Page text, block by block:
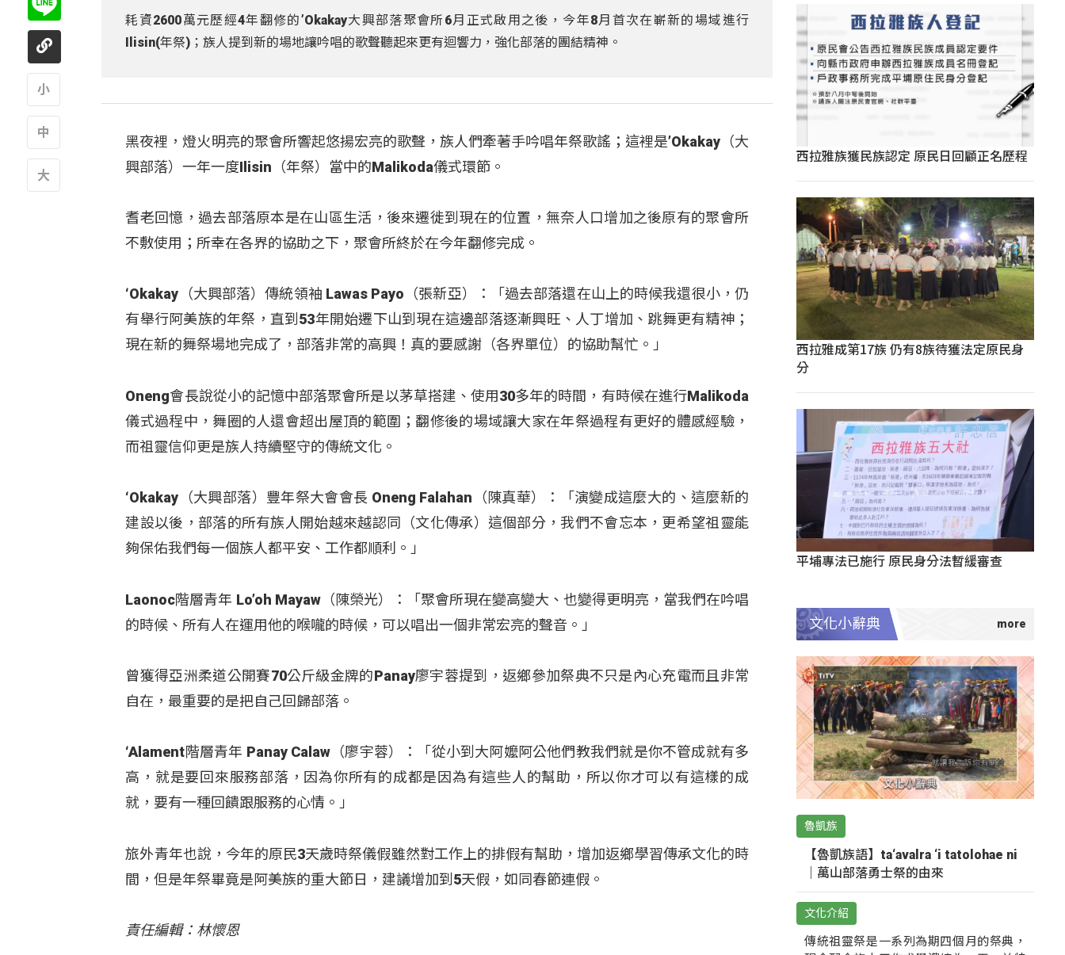
耗資2600萬元歷經4年翻修的’Okakay大興部落聚會所6月正式啟用之後，今年8月首次在嶄新的場域進行
Ilisin(年祭)；族人提到新的場地讓吟唱的歌聲聽起來更有迴響力，強化部落的團結精神。
黑夜裡，燈火明亮的聚會所響起悠揚宏亮的歌聲，族人們牽著手吟唱年祭歌謠；這裡是’Okakay（大
興部落）一年一度Ilisin（年祭）當中的Malikoda儀式環節。
耆老回憶，過去部落原本是在山區生活，後來遷徙到現在的位置，無奈人口增加之後原有的聚會所
不敷使用；所幸在各界的協助之下，聚會所終於在今年翻修完成。
‘Okakay（大興部落）傳統領袖 Lawas Payo（張新亞）：「過去部落還在山上的時候我還很小，仍
有舉行阿美族的年祭，直到53年開始遷下山到現在這邊部落逐漸興旺、人丁增加、跳舞更有精神；
現在新的舞祭場地完成了，部落非常的高興！真的要感謝（各界單位）的協助幫忙。」
Oneng會長說從小的記憶中部落聚會所是以茅草搭建、使用30多年的時間，有時候在進行Malikoda
儀式過程中，舞圈的人還會超出屋頂的範圍；翻修後的場域讓大家在年祭過程有更好的體感經驗，
而祖靈信仰更是族人持續堅守的傳統文化。
‘Okakay（大興部落）豐年祭大會會長 Oneng Falahan（陳真華）：「演變成這麼大的、這麼新的
建設以後，部落的所有族人開始越來越認同（文化傳承）這個部分，我們不會忘本，更希望祖靈能
夠保佑我們每一個族人都平安、工作都順利。」
Laonoc階層青年 Lo’oh Mayaw（陳榮光）：「聚會所現在變高變大、也變得更明亮，當我們在吟唱
的時候、所有人在運用他的喉嚨的時候，可以唱出一個非常宏亮的聲音。」
曾獲得亞洲柔道公開賽70公斤級金牌的Panay廖宇蓉提到，返鄉參加祭典不只是內心充電而且非常
自在，最重要的是把自己回歸部落。
‘Alament階層青年 Panay Calaw（廖宇蓉）：「從小到大阿嬤阿公他們教我們就是你不管成就有多
高，就是要回來服務部落，因為你所有的成都是因為有這些人的幫助，所以你才可以有這樣的成
就，要有一種回饋跟服務的心情。」
旅外青年也說，今年的原民3天歲時祭儀假雖然對工作上的排假有幫助，增加返鄉學習傳承文化的時
間，但是年祭畢竟是阿美族的重大節日，建議增加到5天假，如同春節連假。
責任編輯：林懷恩
西拉雅族獲民族認定 原民日回顧正名歷程
西拉雅成第17族 仍有8族待獲法定原民身
分
平埔專法已施行 原民身分法暫緩審查
文化小辭典
魯凱族
【魯凱族語】ta‘avalra ‘i tatolohae ni
｜萬山部落勇士祭的由來
文化介紹
傳統祖靈祭是一系列為期四個月的祭典，